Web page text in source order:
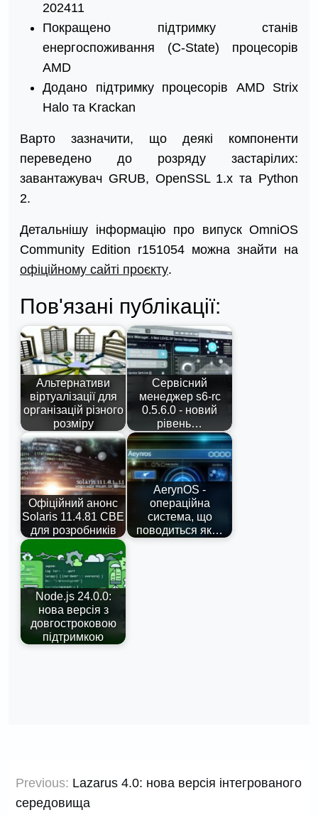
202411
Покращено підтримку станів
енергоспоживання (C-State) процесорів
AMD
Додано підтримку процесорів AMD Strix
Halo та Krackan
Варто зазначити, що деякі компоненти
переведено до розряду застарілих:
завантажувач GRUB, OpenSSL 1.x та Python
2.
Детальнішу інформацію про випуск OmniOS
Community Edition r151054 можна знайти на
офіційному сайті проєкту.
Пов'язані публікації:
Альтернативи
віртуалізації для
організацій різного
розміру
Сервісний
менеджер s6-rc
0.5.6.0 - новий
рівень…
Офіційний анонс
Solaris 11.4.81 CBE
для розробників
AerynOS -
операційна
система, що
поводиться як…
Node.js 24.0.0:
нова версія з
довгостроковою
підтримкою
записів
Previous: Lazarus 4.0: нова версія інтегрованого
середовища